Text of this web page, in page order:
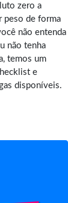
zero a
peso de forma
não entenda
não tenha
temos um
e
disponíveis.